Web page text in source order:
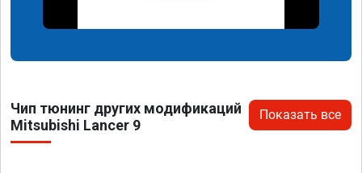
Чип тюнинг других модификаций
Mitsubishi Lancer 9
Показать все